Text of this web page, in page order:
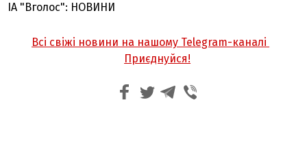
ІА "Вголос": НОВИНИ
Всі свіжі новини на нашому Telegram-каналі
Приєднуйся!